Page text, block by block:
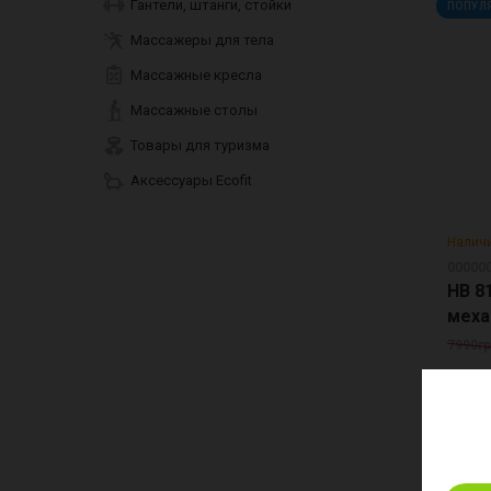
Гантели, штанги, стойки
Массажеры для тела
Массажные кресла
Массажные столы
Товары для туризма
Аксессуары Ecofit
HB